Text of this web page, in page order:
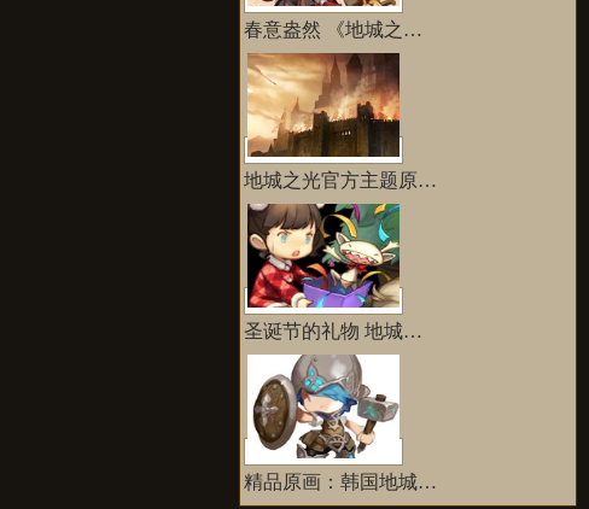
春意盎然 《地城之…
地城之光官方主题原…
圣诞节的礼物 地城…
精品原画：韩国地城…